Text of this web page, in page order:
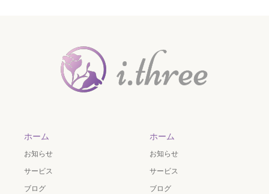
ホーム
お知らせ
サービス
ブログ
ホーム
お知らせ
サービス
ブログ